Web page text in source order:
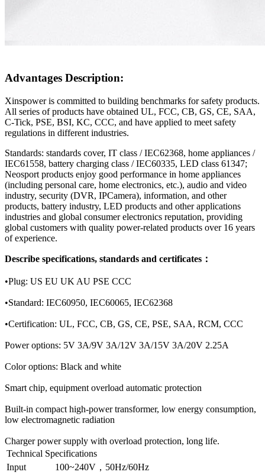
Advantages Description:
Xinspower is committed to building benchmarks for safety products.
All series of products have obtained UL, FCC, CB, GS, CE, SAA,
C-Tick, PSE, BSI, KC, CCC, and have applied to meet safety
regulations in different industries.
Standards: standards cover, IT class / IEC62368, home appliances /
IEC61558, battery charging class / IEC60335, LED class 61347;
Neosport products enjoy good performance in home appliances
(including personal care, home electronics, etc.), audio and video
industry, security (DVR, IPCamera), information, and other
products, battery industry, LED products and other applications
industries and global consumer electronics reputation, providing
global customers with quality power-related products over 16 years
of experience.
Describe specifications, standards and certificates：
•Plug: US EU UK AU PSE CCC
•Standard: IEC60950, IEC60065, IEC62368
•Certification: UL, FCC, CB, GS, CE, PSE, SAA, RCM, CCC
Power options: 5V 3A/9V 3A/12V 3A/15V 3A/20V 2.25A
Color options: Black and white
Smart chip, equipment overload automatic protection
Built-in compact high-power transformer, low energy consumption,
low electromagnetic radiation
Charger power supply with overload protection, long life.
Technical Specifications
Input
100~240V，50Hz/60Hz